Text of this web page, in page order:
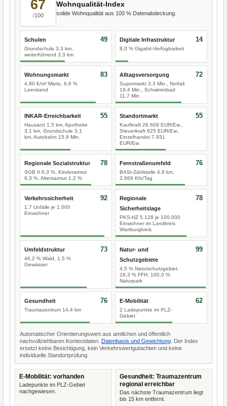
67
/100
Wohnqualität-Index
solide Wohnqualität aus 100 % Datenabdeckung.
Schulen
Grundschule 3,3 km,
weiterführend 3,3 km
49 Digitale Infrastruktur
8,0 % Gigabit-Verfügbarkeit
14
Wohnungsmarkt
4,80 €/m² Miete, 6,6 %
Leerstand
83 Alltagsversorgung
Supermarkt 3,3 Min., Notfall
19,4 Min., Schwimmbad
11,7 Min.
72
INKAR-Erreichbarkeit
Hausarzt 1,5 km, Apotheke
3,1 km, Grundschule 3,1
km, Autobahn 15,9 Min.
55 Standortmarkt
Kaufkraft 26.609 EUR/Ew.,
Steuerkraft 625 EUR/Ew.,
Einzelhandel 7.931
EUR/Ew.
55
Regionale Sozialstruktur
SGB II 6,3 %, Kinderarmut
9,3 %, Altersarmut 1,2 %
78 Fernstraßenumfeld
BASt-Zählstelle 4,9 km,
2.669 Kfz/Tag
76
Verkehrssicherheit
1,7 Unfälle je 1.000
Einwohner
92
Regionale
Sicherheitslage
PKS-HZ 5.128 je 100.000
Einwohner im Landkreis
Wartburgkreis
78
Umfeldstruktur
46,2 % Wald, 1,5 %
Gewässer
73
Natur- und
Schutzgebiete
4,5 % Naturschutzgebiet,
16,3 % FFH, 100,0 %
Naturpark
99
Gesundheit
Traumazentrum 14,4 km
76 E-Mobilität
2 Ladepunkte im PLZ-
Gebiet
62
Automatischer Orientierungswert aus amtlichen und öffentlich
nachvollziehbaren Kontextdaten. Datenbasis und Gewichtung . Der Index
ersetzt keine Besichtigung, kein Verkehrswertgutachten und keine
individuelle Standortprüfung.
E-Mobilität: vorhanden
Ladepunkte im PLZ-Gebiet
nachgewiesen.
Gesundheit: Traumazentrum
regional erreichbar
Das nächste Traumazentrum liegt
bis 15 km entfernt.